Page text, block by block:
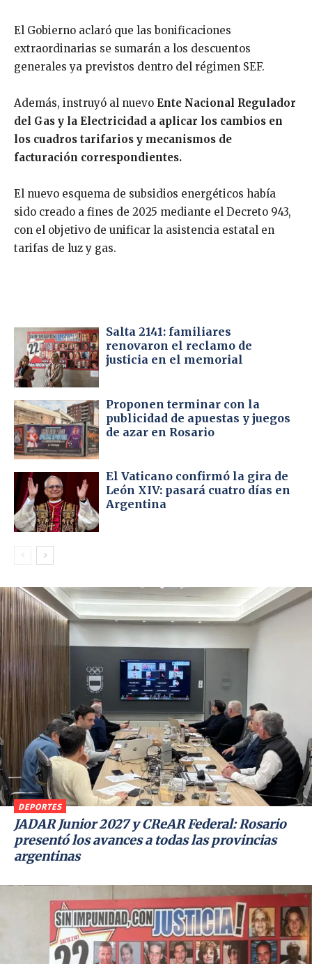
El Gobierno aclaró que las bonificaciones
extraordinarias se sumarán a los descuentos
generales ya previstos dentro del régimen SEF.
Además, instruyó al nuevo Ente Nacional Regulador
del Gas y la Electricidad a aplicar los cambios en
los cuadros tarifarios y mecanismos de
facturación correspondientes.
El nuevo esquema de subsidios energéticos había
sido creado a fines de 2025 mediante el Decreto 943,
con el objetivo de unificar la asistencia estatal en
tarifas de luz y gas.
Salta 2141: familiares
renovaron el reclamo de
justicia en el memorial
Proponen terminar con la
publicidad de apuestas y juegos
de azar en Rosario
El Vaticano confirmó la gira de
León XIV: pasará cuatro días en
Argentina
DEPORTES
JADAR Junior 2027 y CReAR Federal: Rosario
presentó los avances a todas las provincias
argentinas